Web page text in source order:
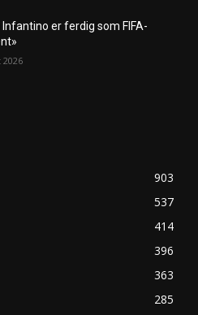
Infantino er ferdig som FIFA-
2026
903
537
414
396
363
285